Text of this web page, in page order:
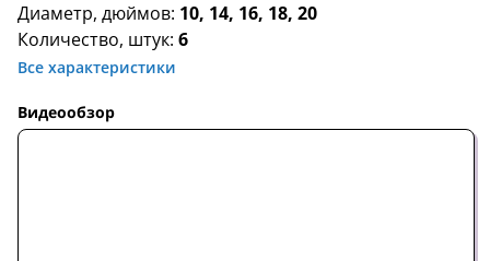
Диаметр, дюймов: 10, 14, 16, 18, 20
Количество, штук: 6
Все характеристики
Видеообзор